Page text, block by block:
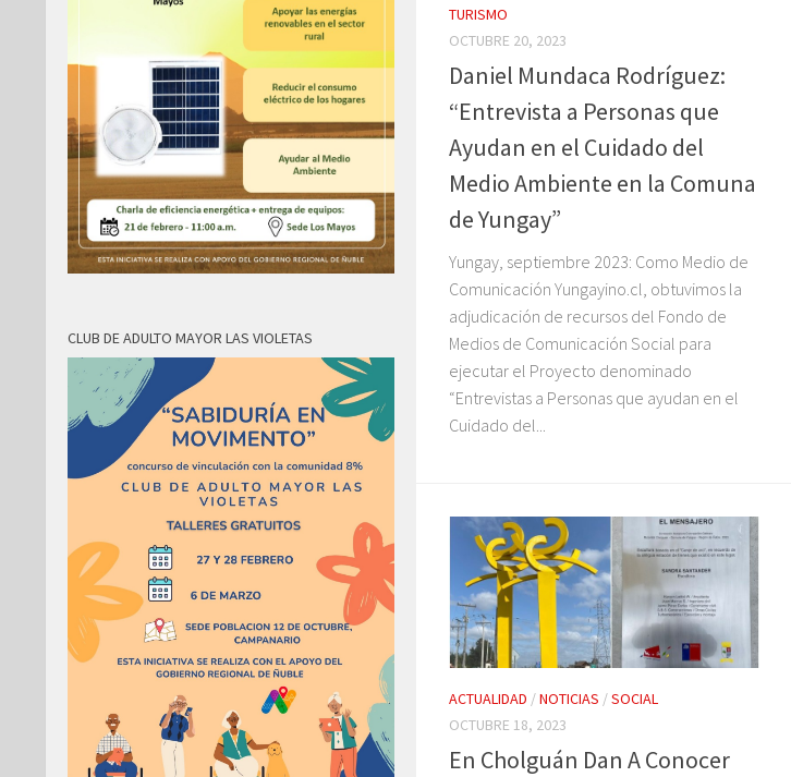
TURISMO
OCTUBRE 20, 2023
Daniel Mundaca Rodríguez:
“Entrevista a Personas que
Ayudan en el Cuidado del
Medio Ambiente en la Comuna
de Yungay”
Yungay, septiembre 2023: Como Medio de
Comunicación Yungayino.cl, obtuvimos la
adjudicación de recursos del Fondo de
Medios de Comunicación Social para
ejecutar el Proyecto denominado
“Entrevistas a Personas que ayudan en el
Cuidado del...
ACTUALIDAD /NOTICIAS /SOCIAL
OCTUBRE 18, 2023
En Cholguán Dan A Conocer
CLUB DE ADULTO MAYOR LAS VIOLETAS